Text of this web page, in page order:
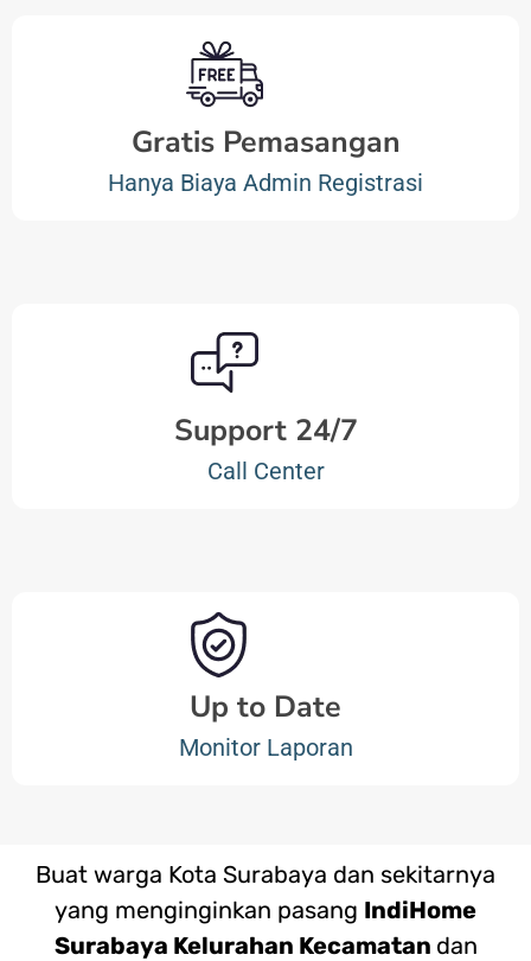
Gratis Pemasangan
Hanya Biaya Admin Registrasi
Support 24/7
Call Center
Up to Date
Monitor Laporan
Buat warga Kota Surabaya dan sekitarnya
yang menginginkan pasang IndiHome
Surabaya Kelurahan Kecamatan dan